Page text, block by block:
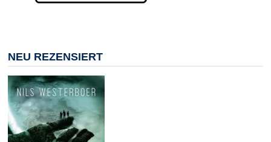
NEU REZENSIERT